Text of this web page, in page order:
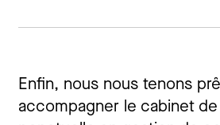
Enfin, nous nous tenons
accompagner le cabinet